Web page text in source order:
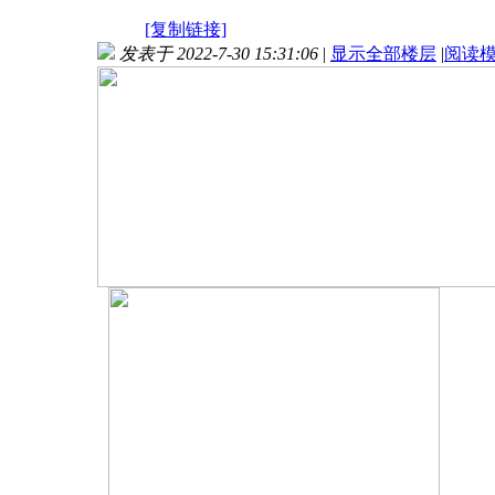
[复制链接]
发表于 2022-7-30 15:31:06 | 显示全部楼层 |阅读